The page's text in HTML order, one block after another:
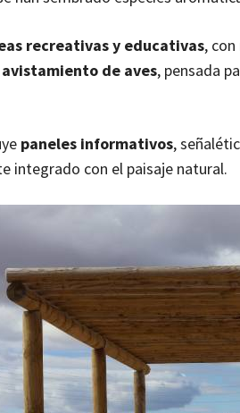
recreativas y educativas,
de aves, pensada
paneles informativos,
integrado con el paisaje natural.